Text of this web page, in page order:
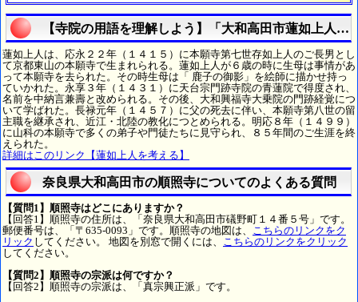
【寺院の用語を理解しよう】「大和高田市蓮如上人を
蓮如上人は、応永２２年（１４１５）に本願寺第七世存如上人のご長男とし
て京都東山の本願寺で生まれられる。蓮如上人が６歳の時に生母は事情があ
って本願寺を去られた。その時生母は「 鹿子の御影」を絵師に描かせ持っ
ていかれた。永享３年（１４３１）に天台宗門跡寺院の青蓮院で得度され、
名前を中納言兼壽と改められる。その後、大和興福寺大乗院の門跡経覚につ
いて学ばれた。長禄元年（１４５７）に父の死去に伴い、本願寺第八世の留
主職を継承され、近江・北陸の教化につとめられる。明応８年（１４９９）
に山科の本願寺で多くの弟子や門徒たちに見守られ、８５年間のご生涯を終
えられた。
詳細はこのリンク【蓮如上人を考える】
奈良県大和高田市の順照寺についてのよくある質問
【質問1】順照寺はどこにありますか？
【回答1】順照寺の住所は、「奈良県大和高田市礒野町１４番５号」です。
郵便番号は、「〒635-0093」です。順照寺の地図は、 こちらのリンクをク
リック してください。 地図を別窓で開くには、 こちらのリンクをクリック
してください。
【質問2】順照寺の宗派は何ですか？
【回答2】順照寺の宗派は、「真宗興正派」です。